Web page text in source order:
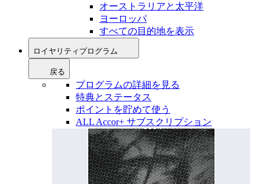
オーストラリアと太平洋
ヨーロッパ
すべての目的地を表示
ロイヤリティプログラム
戻る
プログラムの詳細を見る
特典とステータス
ポイントを貯めて使う
ALL Accor+ サブスクリプション